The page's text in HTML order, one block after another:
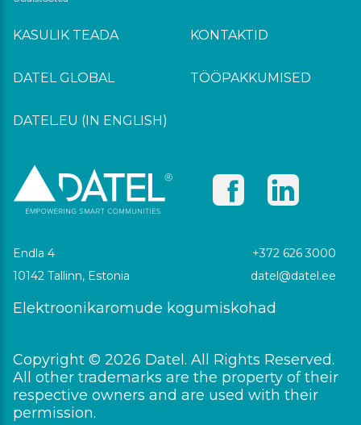
KASULIK TEADA KONTAKTID
DATEL GLOBAL TÖÖPAKKUMISED
DATEL.EU (IN ENGLISH)
Endla 4
10142 Tallinn, Estonia
+372 626 3000
datel@datel.ee
Elektroonikaromude kogumiskohad
Copyright © 2026 Datel. All Rights Reserved.
All other trademarks are the property of their
respective owners and are used with their
permission.